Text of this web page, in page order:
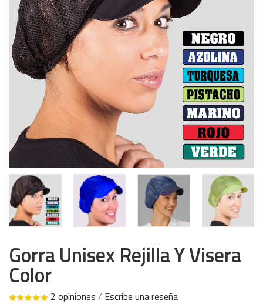
Gorra Unisex Rejilla Y Visera
Color
2 opiniones / Escribe una reseña